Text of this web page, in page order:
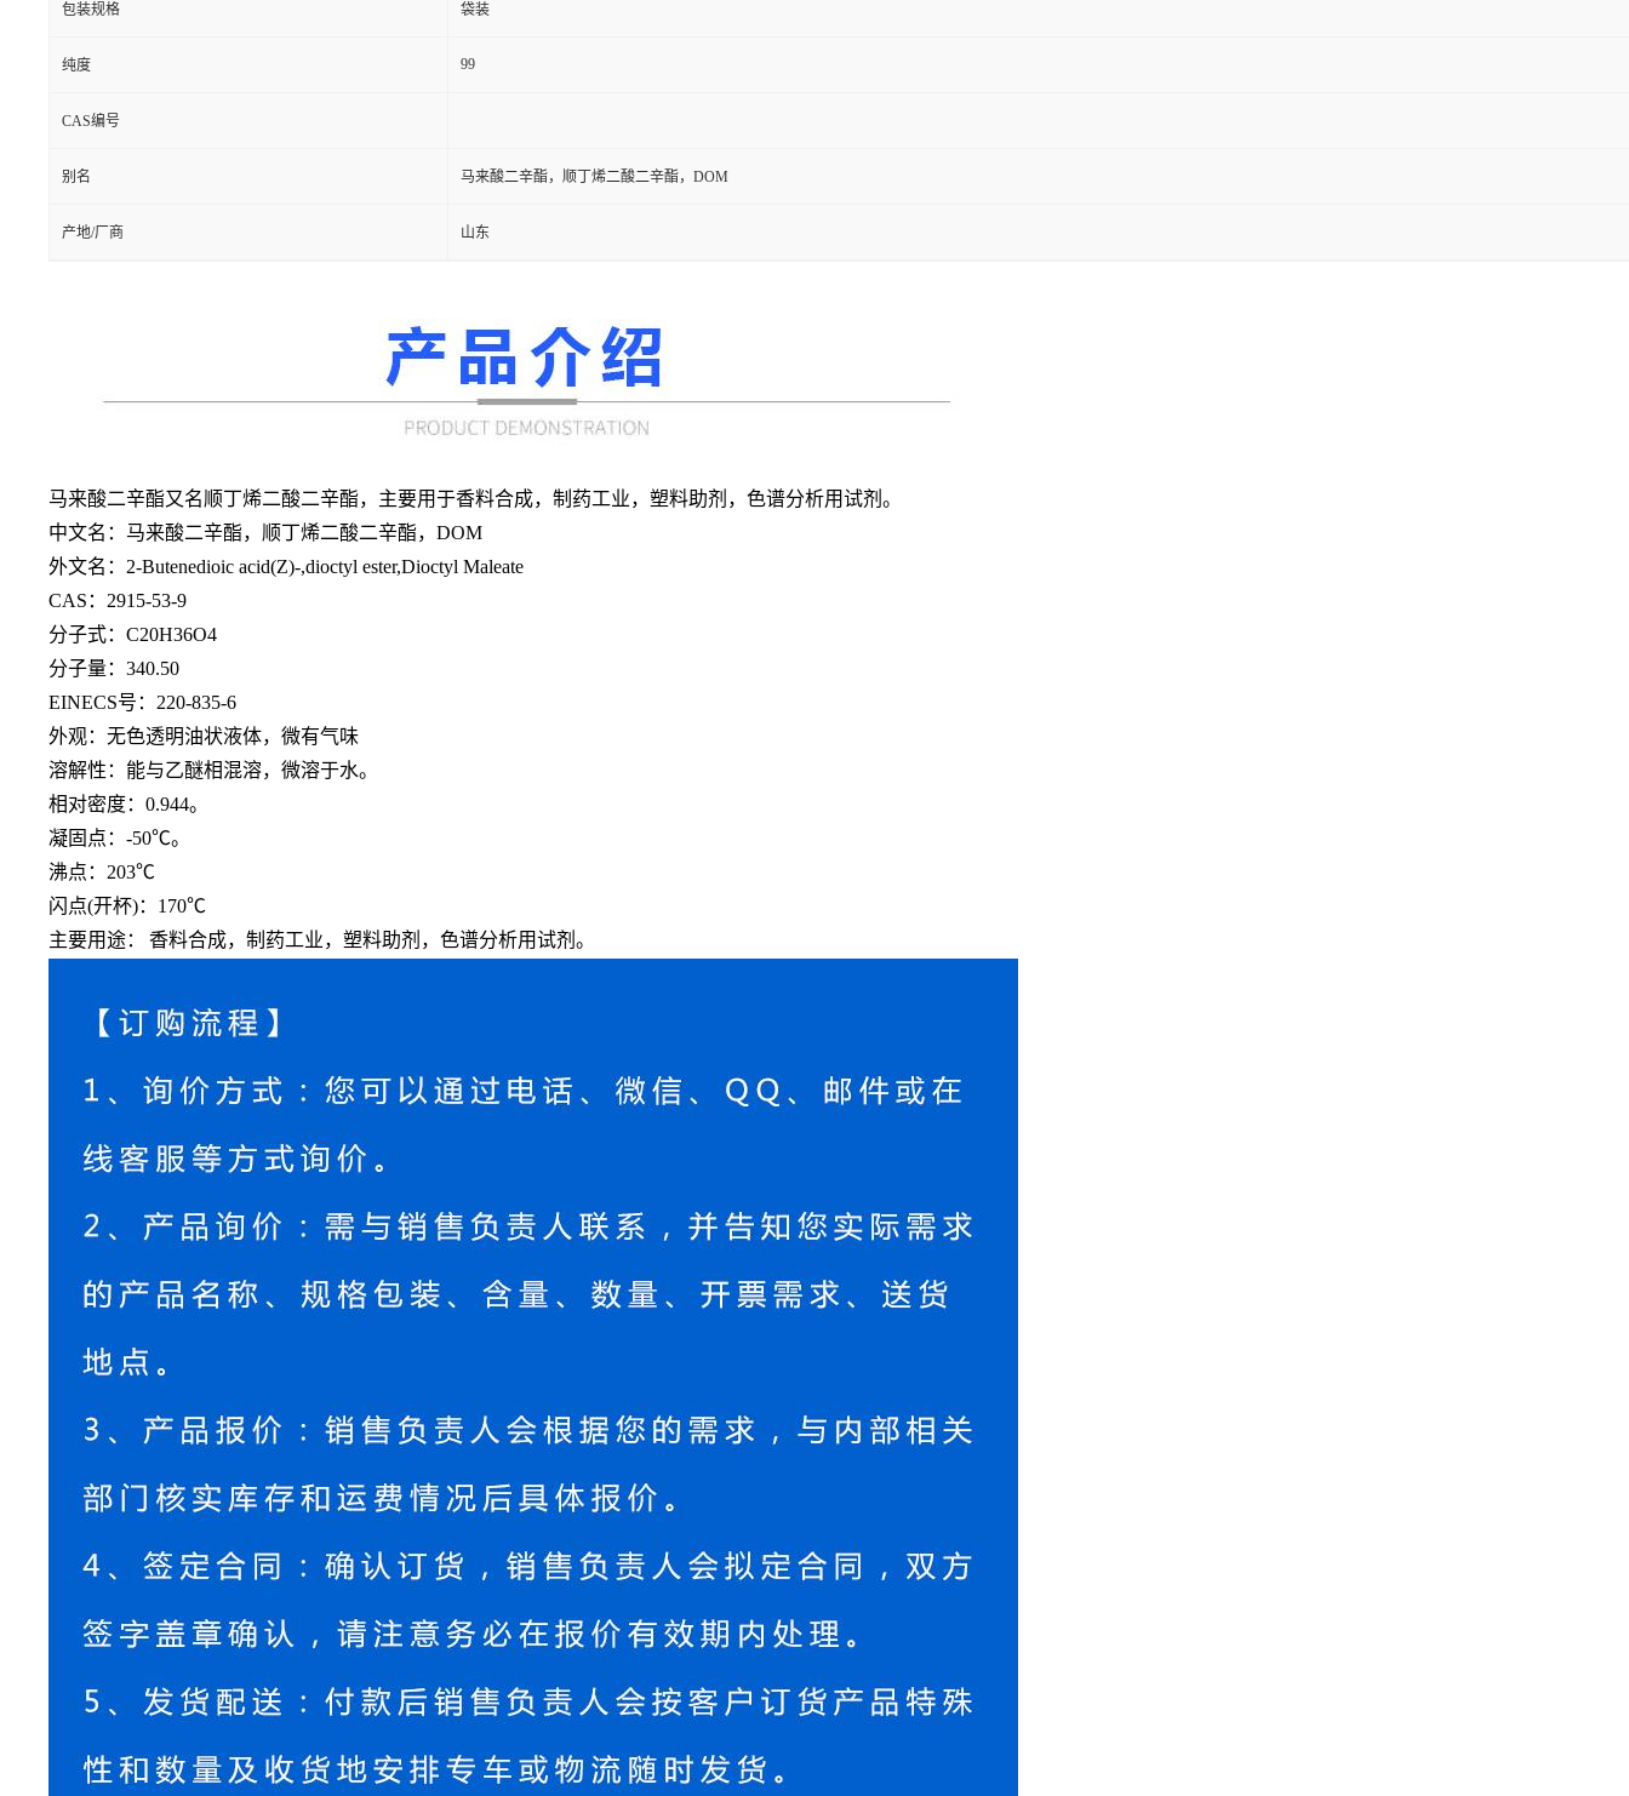
包装规格 袋装
纯度 99
CAS编号
别名 马来酸二辛酯，顺丁烯二酸二辛酯，DOM
产地/厂商 山东
马来酸二辛酯又名顺丁烯二酸二辛酯，主要用于香料合成，制药工业，塑料助剂，色谱分析用试剂。
中文名：马来酸二辛酯，顺丁烯二酸二辛酯， DOM
外文名： 2-Butenedioic acid(Z)-,dioctyl ester,Dioctyl Maleate
CAS：2915-53-9
分子式： C20H36O4
分子量： 340.50
EINECS号：220-835-6
外观：无色透明油状液体，微有气味
溶解性：能与乙醚相混溶，微溶于水。
相对密度： 0.944。
凝固点： -50℃。
沸点： 203℃
闪点(开杯)：170℃
主要用途：
香料合成，制药工业，塑料助剂，色谱分析用试剂。